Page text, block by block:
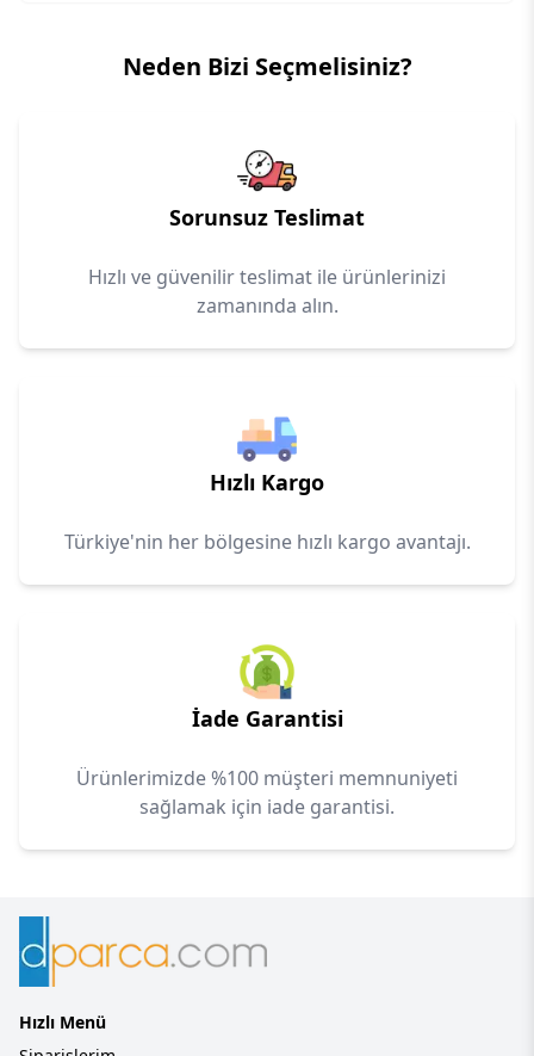
Neden Bizi Seçmelisiniz?
Sorunsuz Teslimat
Hızlı ve güvenilir teslimat ile ürünlerinizi
zamanında alın.
Hızlı Kargo
Türkiye'nin her bölgesine hızlı kargo avantajı.
İade Garantisi
Ürünlerimizde %100 müşteri memnuniyeti
sağlamak için iade garantisi.
Hızlı Menü